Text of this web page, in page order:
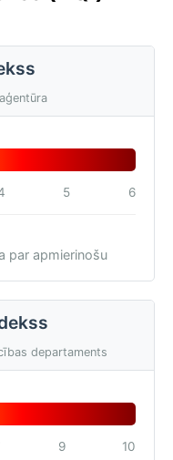
5 6
par apmierinošu
departaments
9 10